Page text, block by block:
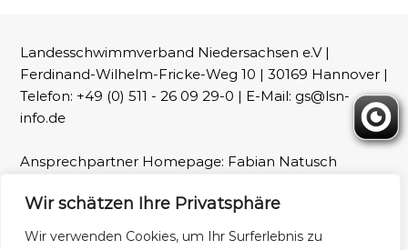
Wir schätzen Ihre Privatsphäre
Wir verwenden Cookies, um Ihr Surferlebnis zu
Landesschwimmverband Niedersachsen e.V |
Ferdinand-Wilhelm-Fricke-Weg 10 | 30169 Hannover |
Telefon: +49 (0) 511 - 26 09 29-0 | E-Mail: gs@lsn-
info.de
Ansprechpartner Homepage: Fabian Natusch
Fotos: LSN und Patrick Wallbaum